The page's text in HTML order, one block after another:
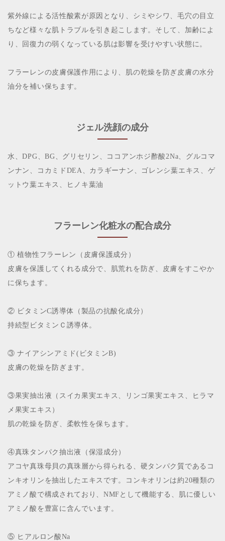
紫外線による活性酸素が原因となり、シミやシワ、毛穴の目立
ちなど様々な肌トラブルを引き起こします。そして、加齢によ
り、回復力の弱くなっている肌は影響を受けやすい状態に。
フラーレンの皮膚保護作用により、肌の乾燥を防ぎ皮膚の水分
油分を補い保ちます。
ジェル洗顔の成分
水、DPG、BG、グリセリン、ココアンホジ酢酸2Na、グルコマ
ンナン、コカミドDEA、カラギーナン、ゴレンシ葉エキス、ゲ
ットウ葉エキス、ヒノキ葉油
フラーレン化粧水の配合成分
① 植物性フラーレン（皮膚保護成分）
皮膚を保護してくれる成分で、肌荒れを防ぎ、皮膚をすこやか
に保ちます。
② ビタミンC誘導体（製品の抗酸化成分）
持続型ビタミンＣ誘導体。
③ ナイアシンアミド(ビタミンB)
皮膚の乾燥を防ぎます。
③果実抽出液（スイカ果実エキス、リンゴ果実エキス、ヒラマ
メ果実エキス）
肌の乾燥を防ぎ、柔軟性を保ちます。
④真珠タンパク抽出液（保湿成分）
アコヤ真珠母貝の真珠層から得られる、硬タンパク質であるコ
ンキオリンを抽出したエキスです。コンキオリンは約20種類の
アミノ酸で構成されており、NMFとして機能する、肌に優しい
アミノ酸を豊富に含んでいます。
⑤ ヒアルロン酸Na